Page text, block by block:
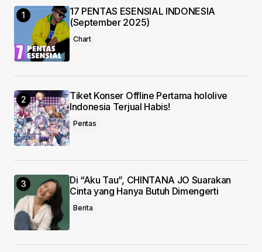
17 PENTAS ESENSIAL INDONESIA
(September 2025)
Chart
Tiket Konser Offline Pertama hololive
Indonesia Terjual Habis!
Pentas
Di “Aku Tau”, CHINTANA JO Suarakan
Cinta yang Hanya Butuh Dimengerti
Berita